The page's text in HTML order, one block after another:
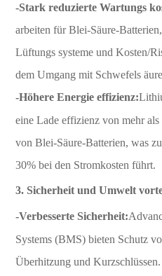
-Stark reduzierte Wartungs
arbeiten für Blei-Säure-
Lüftungs systeme und Kosten/
dem Umgang mit Schwefels
-Höhere Energie effizienz:
eine Lade effizienz von mehr
von Blei-Säure-Batterien, was
30% bei den Stromkosten führt.
3. Sicherheit und Umwelt
-Verbesserte Sicherheit:
Systems (BMS) bieten Schutz
Überhitzung und